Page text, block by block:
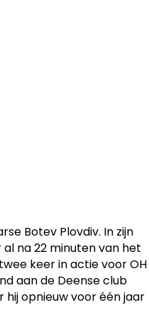
Botev Plovdiv. In zijn
na 22 minuten van het
keer in actie voor OH
aan de Deense club
hij opnieuw voor één jaar